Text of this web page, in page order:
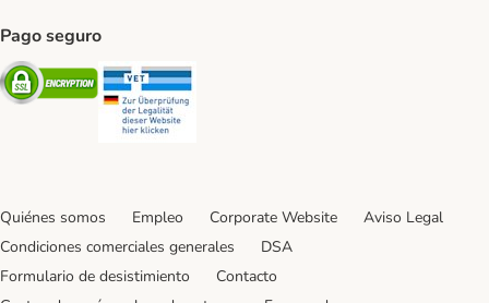
Pago seguro
Security
Quiénes somos Empleo Corporate Website
Aviso Legal
Condiciones comerciales generales
DSA
Formulario de desistimiento
Contacto